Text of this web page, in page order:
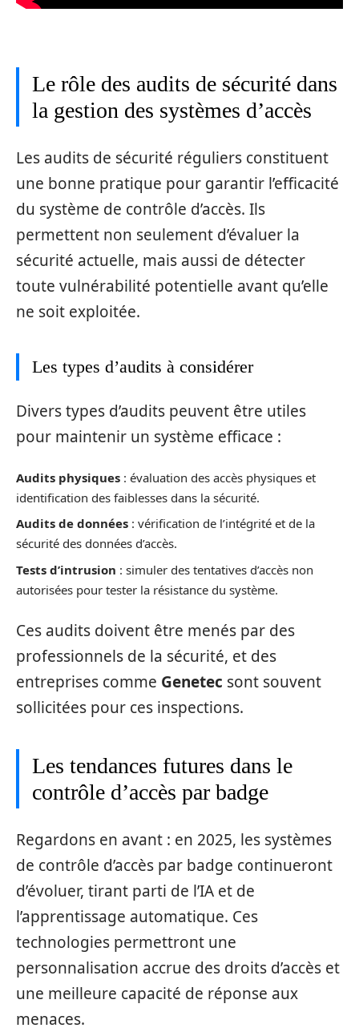
Le rôle des audits de sécurité dans
la gestion des systèmes d’accès
Les audits de sécurité réguliers constituent
une bonne pratique pour garantir l’efficacité
du système de contrôle d’accès. Ils
permettent non seulement d’évaluer la
sécurité actuelle, mais aussi de détecter
toute vulnérabilité potentielle avant qu’elle
ne soit exploitée.
Les types d’audits à considérer
Divers types d’audits peuvent être utiles
pour maintenir un système efficace :
Audits physiques : évaluation des accès physiques et
identification des faiblesses dans la sécurité.
Audits de données : vérification de l’intégrité et de la
sécurité des données d’accès.
Tests d’intrusion : simuler des tentatives d’accès non
autorisées pour tester la résistance du système.
Ces audits doivent être menés par des
professionnels de la sécurité, et des
entreprises comme Genetec sont souvent
sollicitées pour ces inspections.
Les tendances futures dans le
contrôle d’accès par badge
Regardons en avant : en 2025, les systèmes
de contrôle d’accès par badge continueront
d’évoluer, tirant parti de l’IA et de
l’apprentissage automatique. Ces
technologies permettront une
personnalisation accrue des droits d’accès et
une meilleure capacité de réponse aux
menaces.